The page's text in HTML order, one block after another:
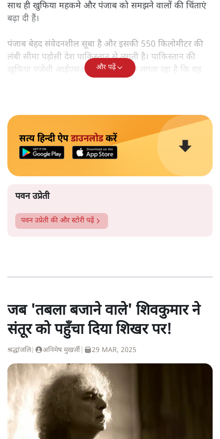
साथ ही खुफिया महकमे और पंजाब को समझने वालों की चिंताएं
बढ़ा दी हैं।
पंजाब बेहद संवेदनशील सूबा है और इसकी 550 किलोमीटर की
लंबी सीमा पड़ोसी देश पाकिस्तान से लगती है। पाकिस्तान की
खुफिया एजेंसी आईएसआई पर यह आरोप लगता रहा है कि वह
और पढ़ें
सत्य हिन्दी ऐपडाउनलोडकरें
पवन उप्रेती
पवन उप्रेती की और स्टोरी पढ़ें
जब 'तबला बजाने वाले' शिवकुमार ने
संतूर को पहुँचा दिया शिखर पर!
श्रद्धांजलि| अनिमेष मुखर्जी 29 MAR, 2025